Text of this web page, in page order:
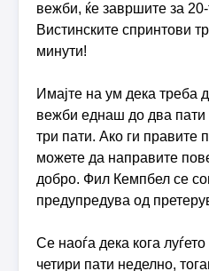
вежби, ќе завршите за
Вистинските спринтови
минути!
Имајте на ум дека треба
вежби еднаш до два
три пати. Ако ги правите
можете да направите
добро. Фил Кемпбел се
предупредува од
Се наоѓа дека кога
четири пати неделно,